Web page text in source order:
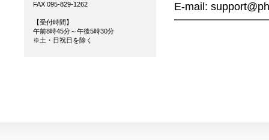
E-mail:
FAX 095-829-1262
【受付時間】
午前8時45分～午後5時30分
※土・日祝日を除く